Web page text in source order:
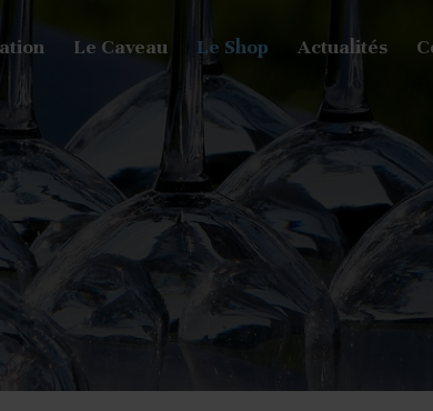
Le Caveau Le Shop Actualités